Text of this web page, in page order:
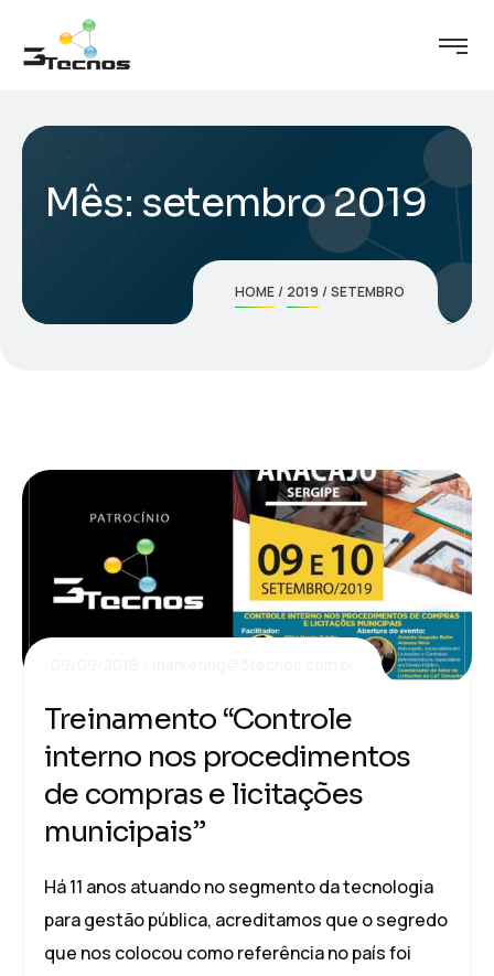
Mês: setembro 2019
HOME 2019 SETEMBRO
Treinamento “Controle
interno nos procedimentos
de compras e licitações
municipais”
Há 11 anos atuando no segmento da tecnologia
para gestão pública, acreditamos que o segredo
que nos colocou como referência no país foi